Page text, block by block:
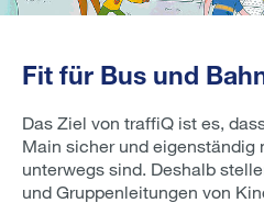
Fit für Bus und
Das Ziel von traffiQ ist es,
Main sicher und eigenständig
unterwegs sind. Deshalb
und Gruppenleitungen von